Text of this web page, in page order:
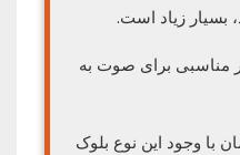
بسیار زیاد است.
مناسبی برای صوت به
با وجود این نوع بلوک